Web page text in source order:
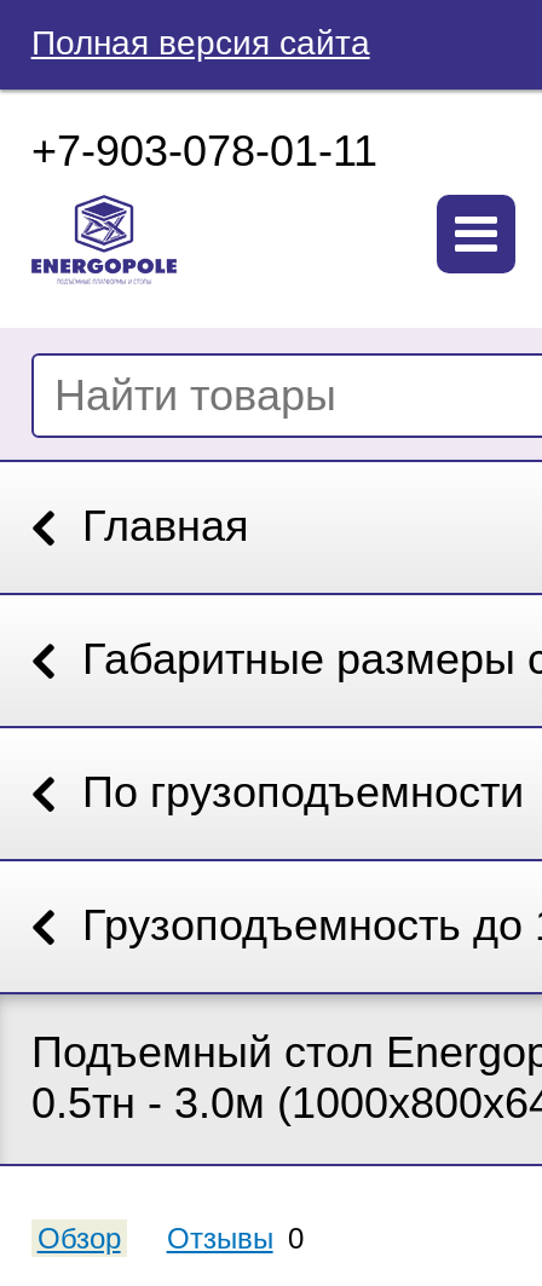
Полная версия сайта
+7-903-078-01-11
Главная
Габаритные размеры
По грузоподъемности
Грузоподъемность до
Подъемный стол
0.5тн - 3.0м
Обзор Отзывы 0